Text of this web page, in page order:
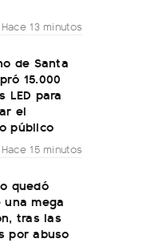
Hace 13 minutos
de Santa
15.000
LED para
el
público
Hace 15 minutos
quedó
mega
tras las
por abuso